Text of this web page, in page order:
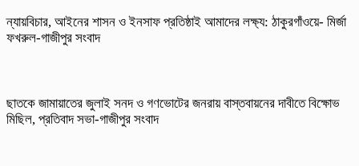
ন্যায়বিচার, আইনের শাসন ও ইনসাফ প্রতিষ্ঠাই আমাদের লক্ষ্য: ঠাকুরগাঁওয়ে- মির্জা
ফখরুল-গাজীপুর সংবাদ
ছাতকে জামায়াতের জুলাই সনদ ও গণভোটের জনরায় বাস্তবায়নের দাবীতে বিক্ষোভ
মিছিল, প্রতিবাদ সভা-গাজীপুর সংবাদ